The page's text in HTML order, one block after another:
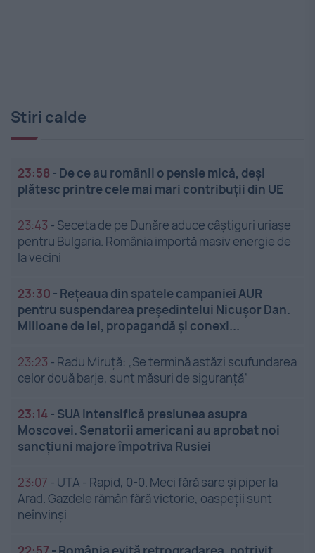
Stiri calde
23:58 - De ce au românii o pensie mică, deși
plătesc printre cele mai mari contribuții din UE
23:43 - Seceta de pe Dunăre aduce câștiguri uriașe
pentru Bulgaria. România importă masiv energie de
la vecini
23:30 - Rețeaua din spatele campaniei AUR
pentru suspendarea președintelui Nicușor Dan.
Milioane de lei, propagandă și conexi...
23:23 - Radu Miruță: „Se termină astăzi scufundarea
celor două barje, sunt măsuri de siguranţă”
23:14- SUA intensifică presiunea asupra
Moscovei. Senatorii americani au aprobat noi
sancțiuni majore împotriva Rusiei
23:07 - UTA - Rapid, 0-0. Meci fără sare și piper la
Arad. Gazdele rămân fără victorie, oaspeții sunt
neînvinși